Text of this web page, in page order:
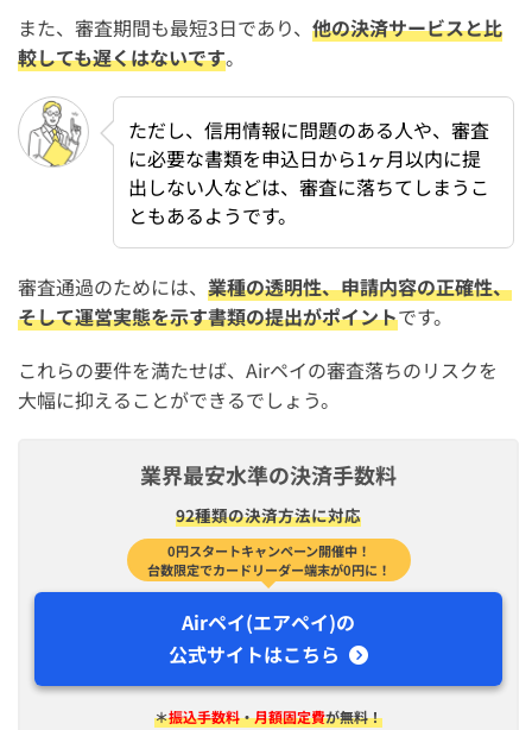
3. 事業の実態が分かる追加書類を用意する
Airペイ(エアペイ)の審査に落ちたときの対処法
1. 情報を整えてから再審査・再申し込みする
2. 審査が厳しくない別の決済サービスに申し込む
Airペイ QRの審査は遅い？Airペイと同時申し込みできる？
Airペイ(エアペイ)の審査は開業届なしでも大丈夫？
Airペイ(エアペイ)の審査状況の確認方法は？
Airペイ(エアペイ)でPayPayを導入するにはどこで審査をす
エステサロンはAirペイ(エアペイ)の審査に通らない？落ち
まとめ：Airペイ(エアペイ)の審査は厳しい？審査期間は
長い？【落ちたときの対処法も解説】
また、審査期間も最短3日であり、 他の決済サービスと比
較しても遅くはないです。
ただし、信用情報に問題のある人や、審査
に必要な書類を申込日から1ヶ月以内に提
出しない人などは、審査に落ちてしまうこ
ともあるようです。
審査通過のためには、 業種の透明性、申請内容の正確性、
そして運営実態を示す書類の提出がポイントです。
これらの要件を満たせば、Airペイの審査落ちのリスクを
大幅に抑えることができるでしょう。
業界最安水準の決済手数料
92種類の決済方法に対応
0円スタートキャンペーン開催中！
台数限定でカードリーダー端末が0円に！
Airペイ(エアペイ)の
公式サイトはこちら
＊振込手数料・月額固定費が無料！